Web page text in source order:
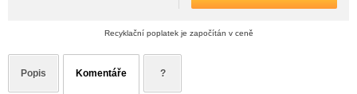
Recyklační poplatek je započítán v ceně
Popis Komentáře ?